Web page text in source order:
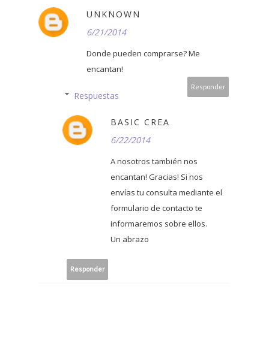
UNKNOWN
6/21/2014
Donde pueden comprarse? Me
encantan!
Responder
Respuestas
BASIC CREA
6/22/2014
A nosotros también nos
encantan! Gracias! Si nos
envías tu consulta mediante el
formulario de contacto te
informaremos sobre ellos.
Un abrazo
Responder